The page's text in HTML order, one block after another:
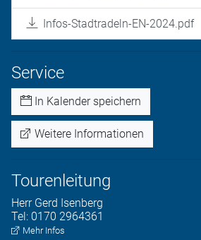
Infos-Stadtradeln-EN-2024.pdf
Service
In Kalender speichern
Weitere Informationen
Tourenleitung
Herr Gerd Isenberg
Tel: 0170 2964361
Mehr Infos